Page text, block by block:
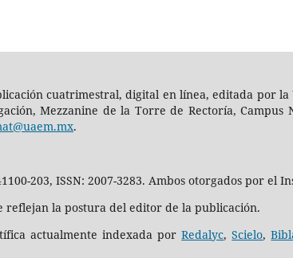
cuatrimestral, digital en línea, editada por
Mezzanine de la Torre de Rectoría, Campus
.
203, ISSN: 2007-3283. Ambos otorgados por
reflejan la postura del editor de la publicación.
actualmente indexada porRedalyc,Scielo,